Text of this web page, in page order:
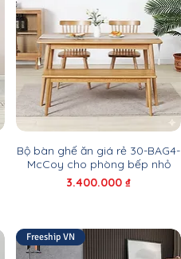
Bộ bàn ghế ăn giá rẻ 30-BAG4-
McCoy cho phòng bếp nhỏ
Giá
3.400.000 ₫
Freeship VN